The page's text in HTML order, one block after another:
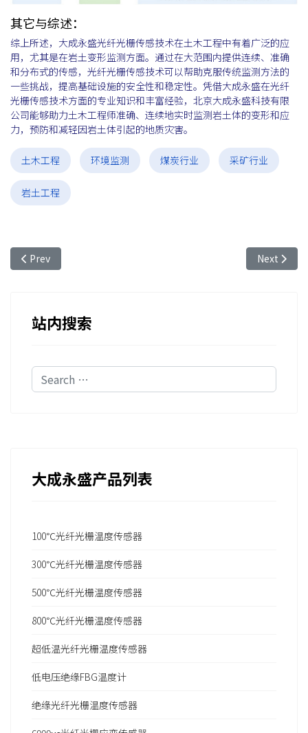
其它与综述：
综上所述，大成永盛光纤光栅传感技术在土木工程中有着广泛的应
用，尤其是在岩土变形监测方面。通过在大范围内提供连续、准确
和分布式的传感，光纤光栅传感技术可以帮助克服传统监测方法的
一些挑战，提高基础设施的安全性和稳定性。凭借大成永盛在光纤
光栅传感技术方面的专业知识和丰富经验，北京大成永盛科技有限
公司能够助力土木工程师准确、连续地实时监测岩土体的变形和应
力，预防和减轻因岩土体引起的地质灾害。
土木工程 环境监测 煤炭行业 采矿行业
岩土工程
Previous article: 光纤光栅传感技术在土壤和道路沉降监测方面的
Prev Next
Next
站内搜索
Search
大成永盛产品列表
100℃光纤光栅温度传感器
300℃光纤光栅温度传感器
500℃光纤光栅温度传感器
800℃光纤光栅温度传感器
超低温光纤光栅温度传感器
低电压绝缘FBG温度计
绝缘光纤光栅温度传感器